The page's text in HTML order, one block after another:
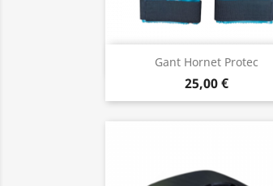
Gant Hornet Protec
25,00 €
Aperçu rapide